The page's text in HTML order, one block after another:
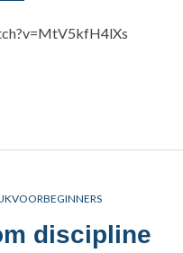
discipline